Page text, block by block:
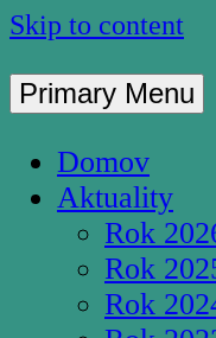
Skip to content
Primary Menu
Domov
Aktuality
Rok
Rok
Rok